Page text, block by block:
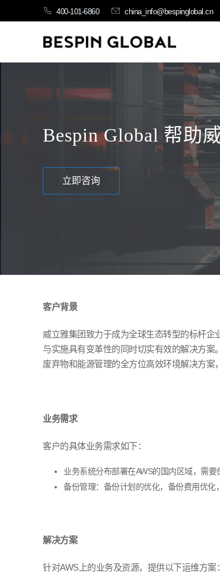
400-101-6860 china_info@bespinglobal.cn
Bespin Global 帮助
立即咨询
客户背景
威立雅集团致力于成为全球生态转型的标杆企
与实施具有变革性的同时切实有效的解决方案
废弃物和能源管理的全方位高效环境解决方案
业务需求
客户的具体业务需求如下：
业务系统分布部署在AWS的国内区域，需要
备份管理：备份计划的优化，备份费用优化
解决方案
针对AWS上的业务及资源，提供以下运维方案：